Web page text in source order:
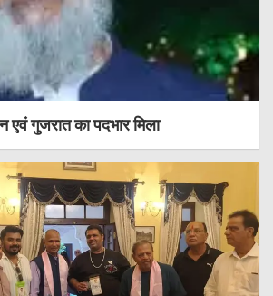
गुजरात का पदभार मिला